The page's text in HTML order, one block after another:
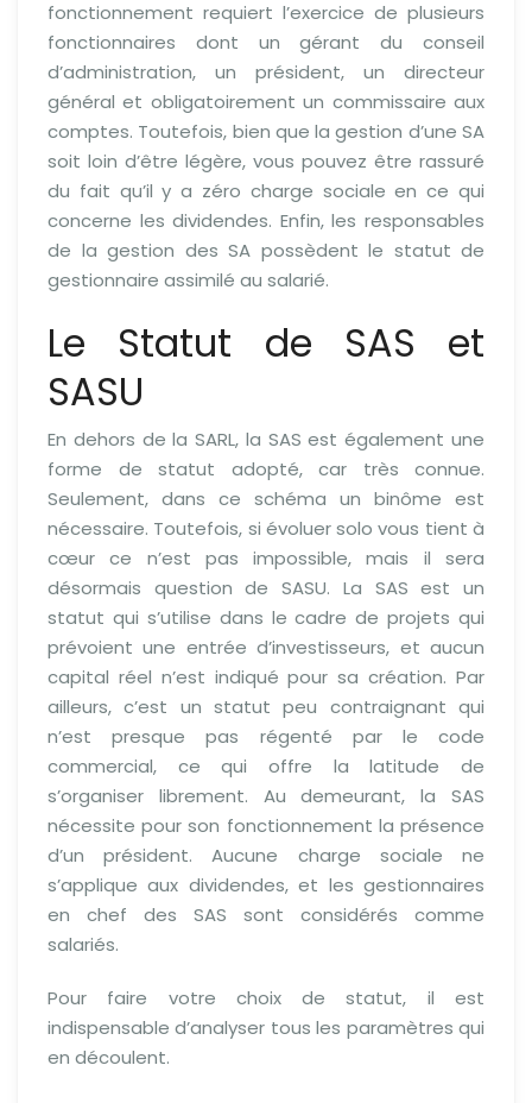
fonctionnement requiert l’exercice de plusieurs
fonctionnaires dont un gérant du conseil
d’administration, un président, un directeur
général et obligatoirement un commissaire aux
comptes. Toutefois, bien que la gestion d’une SA
soit loin d’être légère, vous pouvez être rassuré
du fait qu’il y a zéro charge sociale en ce qui
concerne les dividendes. Enfin, les responsables
de la gestion des SA possèdent le statut de
gestionnaire assimilé au salarié.
Le Statut de SAS et
SASU
En dehors de la SARL, la SAS est également une
forme de statut adopté, car très connue.
Seulement, dans ce schéma un binôme est
nécessaire. Toutefois, si évoluer solo vous tient à
cœur ce n’est pas impossible, mais il sera
désormais question de SASU. La SAS est un
statut qui s’utilise dans le cadre de projets qui
prévoient une entrée d’investisseurs, et aucun
capital réel n’est indiqué pour sa création. Par
ailleurs, c’est un statut peu contraignant qui
n’est presque pas régenté par le code
commercial, ce qui offre la latitude de
s’organiser librement. Au demeurant, la SAS
nécessite pour son fonctionnement la présence
d’un président. Aucune charge sociale ne
s’applique aux dividendes, et les gestionnaires
en chef des SAS sont considérés comme
salariés.
Pour faire votre choix de statut, il est
indispensable d’analyser tous les paramètres qui
en découlent.